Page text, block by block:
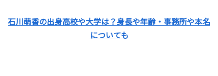
石川萌香の出身高校や大学は？身長や年齢・事務所や本名
についても